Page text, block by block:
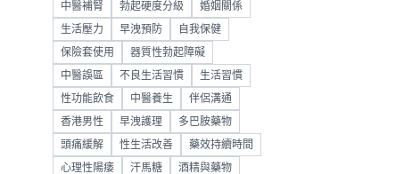
中醫補腎 勃起硬度分級 婚姻關係
生活壓力 早洩預防 自我保健
保險套使用 器質性勃起障礙
中醫誤區 不良生活習慣 生活習慣
性功能飲食 中醫養生 伴侶溝通
香港男性 早洩護理 多巴胺藥物
頭痛緩解 性生活改善 藥效持續時間
心理性陽痿 汗馬糖 酒精與藥物